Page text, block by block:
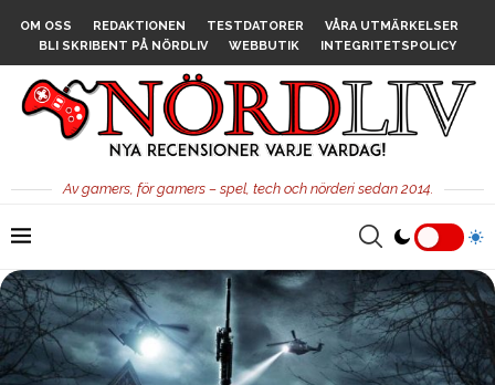
OM OSS REDAKTIONEN TESTDATORER
VÅRA UTMÄRKELSER
BLI SKRIBENT PÅ NÖRDLIV
WEBBUTIK INTEGRITETSPOLICY
Av gamers, för gamers – spel, tech och nörderi sedan 2014.